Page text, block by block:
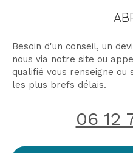
Besoin d'un conseil, un
nous via notre site ou
qualifié vous renseigne ou
les plus brefs délais.
06 12